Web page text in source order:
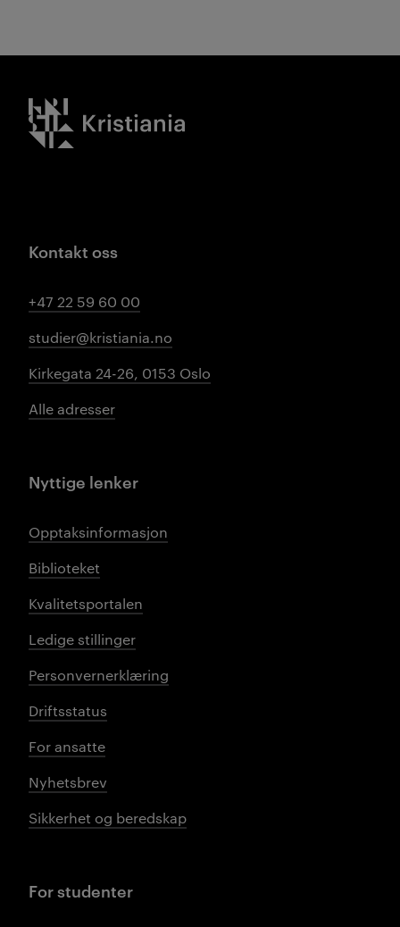
Kristiania logo
Kontakt oss
+47 22 59 60 00
studier@kristiania.no
Kirkegata 24-26, 0153 Oslo
Alle adresser
Nyttige lenker
Opptaksinformasjon
Biblioteket
Kvalitetsportalen
Ledige stillinger
Personvernerklæring
Driftsstatus
For ansatte
Nyhetsbrev
Sikkerhet og beredskap
For studenter